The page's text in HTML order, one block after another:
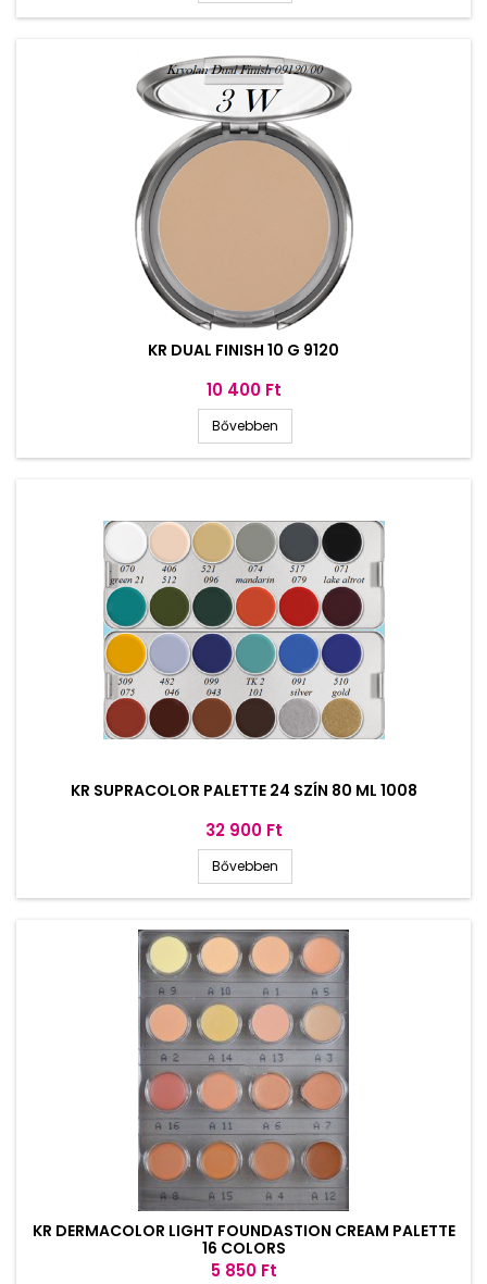
KR DUAL FINISH 10 G 9120
Ár
10 400 Ft
Bővebben
KR SUPRACOLOR PALETTE 24 SZÍN 80 ML 1008
Ár
32 900 Ft
Bővebben
KR DERMACOLOR LIGHT FOUNDASTION CREAM PALETTE
16 COLORS
Ár
5 850 Ft